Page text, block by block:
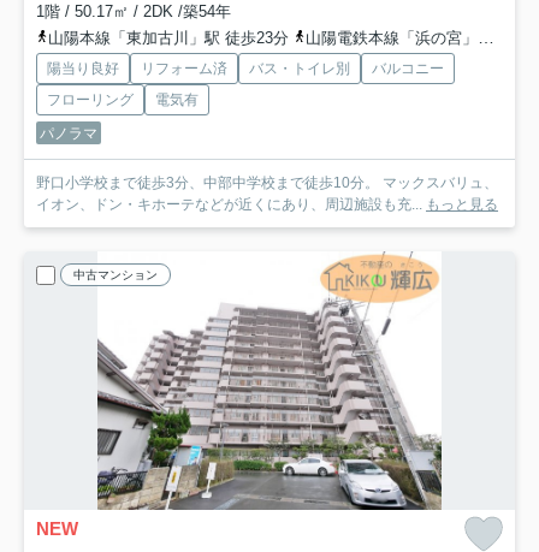
1階 / 50.17㎡ / 2DK /築54年
山陽本線「東加古川」駅 徒歩23分
山陽電鉄本線「浜の宮」駅 徒歩41分
陽当り良好 リフォーム済 バス・トイレ別
バルコニー
フローリング
電気有
パノラマ
野口小学校まで徒歩3分、中部中学校まで徒歩10分。 マックスバリュ、
イオン、ドン・キホーテなどが近くにあり、周辺施設も充... もっと見る
中古マンション
NEW